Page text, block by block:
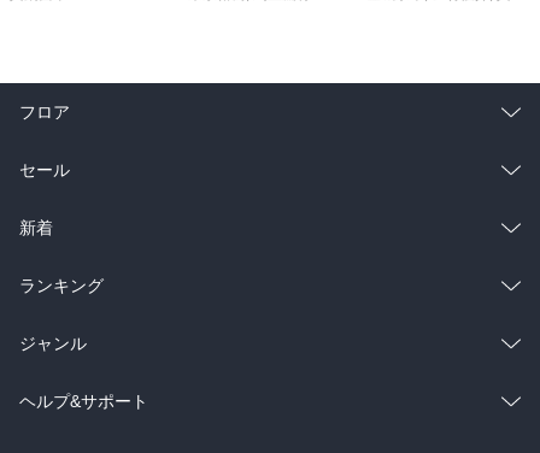
フロア
総合
ラノベ
雑誌・グラビア
BL・TL
セール
総合
ラノベ
雑誌・グラビア
BL・TL
新着
総合
ラノベ
雑誌・グラビア
ランキング
総合
ラノベ
ジャンル
コミック
ヘルプ&サポート